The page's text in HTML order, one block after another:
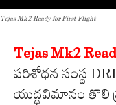
Tejas Mk2 Ready for First Flight
Tejas Mk2
పరిశోధన సంస్థ
యుద్ధవిమానం తొలి